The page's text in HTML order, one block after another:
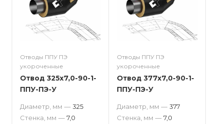
Отводы ППУ ПЭ
укороченные
Отвод 325x7,0-90-1-
ППУ-ПЭ-У
Диаметр, мм — 325
Стенка, мм — 7,0
Отводы ППУ ПЭ
укороченные
Отвод 377x7,0-90-1-
ППУ-ПЭ-У
Диаметр, мм — 377
Стенка, мм — 7,0